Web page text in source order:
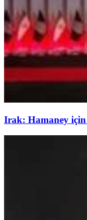
Irak: Hamaney için